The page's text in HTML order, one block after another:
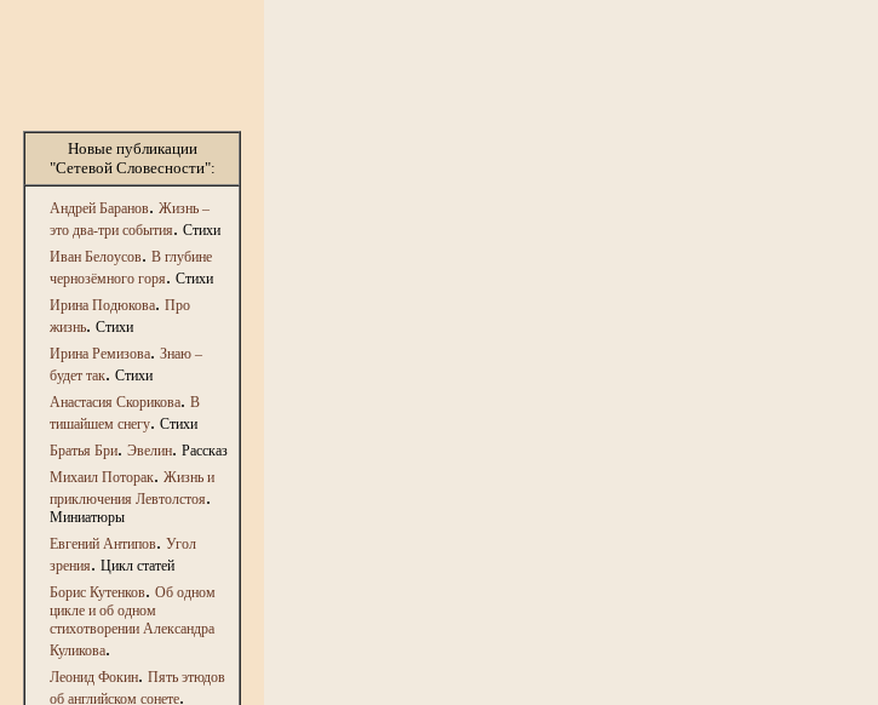
Новые публикации
"Сетевой Словесности":
Андрей Баранов. Жизнь –
это два-три события. Стихи
Иван Белоусов. В глубине
чернозёмного горя. Стихи
Ирина Подюкова. Про
жизнь. Стихи
Ирина Ремизова. Знаю –
будет так. Стихи
Анастасия Скорикова. В
тишайшем снегу. Стихи
Братья Бри. Эвелин. Рассказ
Михаил Поторак. Жизнь и
приключения Левтолстоя.
Миниатюры
Евгений Антипов. Угол
зрения. Цикл статей
Борис Кутенков. Об одном
цикле и об одном
стихотворении Александра
Куликова.
Леонид Фокин. Пять этюдов
об английском сонете.